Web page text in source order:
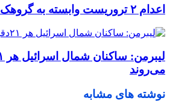
اعدام ۲ تروریست وابسته به گروهک تروریستی منافقین
می‌روند
نوشته های مشابه